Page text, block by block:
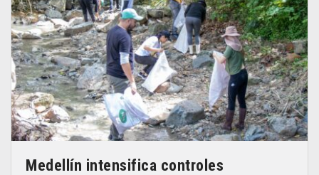
Medellín intensifica controles